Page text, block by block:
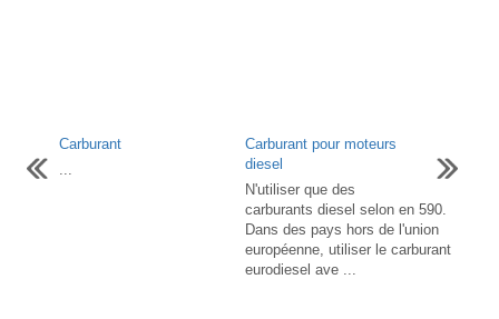
Carburant
...
Carburant pour moteurs
diesel
N'utiliser que des
carburants diesel selon en 590.
Dans des pays hors de l'union
européenne, utiliser le carburant
eurodiesel ave ...